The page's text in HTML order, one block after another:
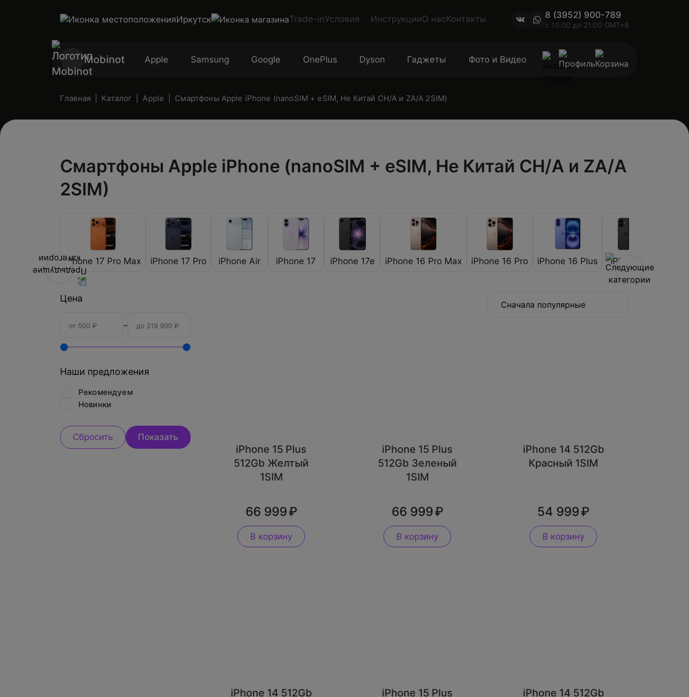
Иркутск Trade-inУсловия ИнструкцииО насКонтакты 8 (3952) 900-789
с 10:00 до 21:00 GMT+8
Mobinot Apple Samsung Google OnePlus Dyson Гаджеты Фото и Видео
Главная Каталог Apple Смартфоны Apple iPhone (nanoSIM + eSIM, Не Китай CH/A и ZA/A 2SIM)
Смартфоны Apple iPhone (nanoSIM + eSIM, Не Китай CH/A и ZA/A
2SIM)
iPhone 17 Pro Max iPhone 17 Pro iPhone Air iPhone 17 iPhone 17e iPhone 16 Pro Max iPhone 16 Pro iPhone 16 Plus iPhone 16
Цена
–
Наши предложения
Рекомендуем
Новинки
Сначала популярные
iPhone 15 Plus
512Gb Желтый
1SIM
66 999
В корзину
iPhone 15 Plus
512Gb Зеленый
1SIM
66 999
В корзину
iPhone 14 512Gb
Красный 1SIM
54 999
В корзину
iPhone 14 512Gb
iPhone 15 Plus
iPhone 14 512Gb